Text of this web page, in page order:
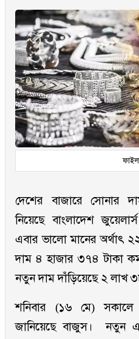
ফাইল
দেশের বাজারে সোনার
নিয়েছে বাংলাদেশ
এবার ভালো মানের অর্থাৎ
দাম ৪ হাজার ৩৭৪ টাকা
নতুন দাম দাঁড়িয়েছে ২ লাখ
শনিবার (১৬ মে)
জানিয়েছে বাজুস।